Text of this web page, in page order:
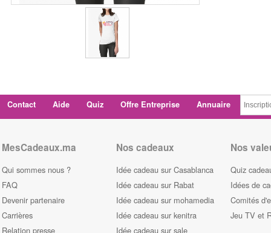
Contact Aide Quiz Offre Entreprise Annuaire
MesCadeaux.ma
Qui sommes nous ?
FAQ
Devenir partenaire
Carrières
Relation presse
Nos cadeaux
Idée cadeau sur Casablanca
Idée cadeau sur Rabat
Idée cadeau sur mohamedia
Idée cadeau sur kenitra
Idée cadeau sur sale
Nos
Quiz
Idées de
Comités
Jeu TV et